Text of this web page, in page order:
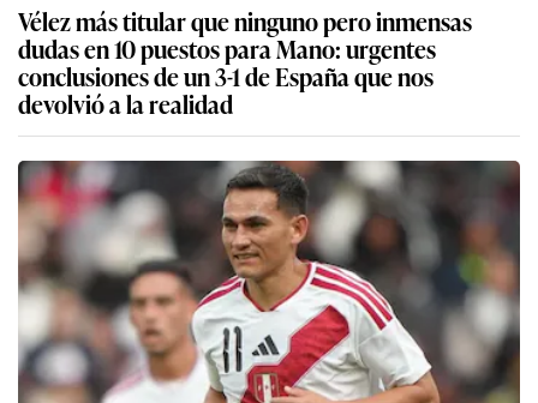
Vélez más titular que ninguno pero inmensas
dudas en 10 puestos para Mano: urgentes
conclusiones de un 3-1 de España que nos
devolvió a la realidad